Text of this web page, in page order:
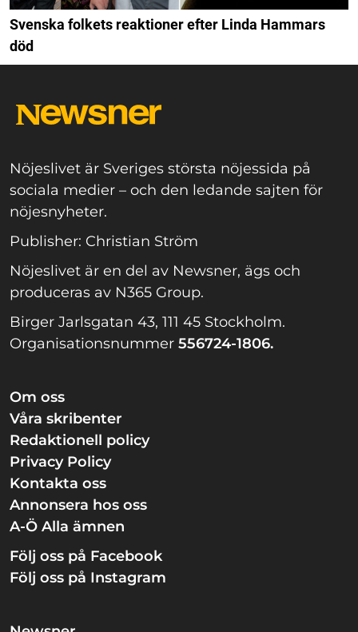
Svenska folkets reaktioner efter Linda Hammars
död
Nöjeslivet är Sveriges största nöjessida på
sociala medier – och den ledande sajten för
nöjesnyheter.
Publisher: Christian Ström
Nöjeslivet är en del av Newsner, ägs och
produceras av N365 Group.
Birger Jarlsgatan 43, 111 45 Stockholm.
Organisationsnummer 556724-1806.
Om oss
Våra skribenter
Redaktionell policy
Privacy Policy
Kontakta oss
Annonsera hos oss
A-Ö Alla ämnen
Följ oss på Facebook
Följ oss på Instagram